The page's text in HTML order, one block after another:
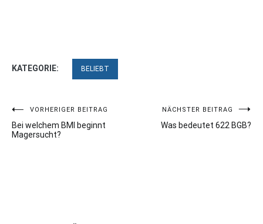
KATEGORIE: BELIEBT
Beitragsnavigation
VORHERIGER BEITRAG
Bei welchem BMI beginnt
Magersucht?
NÄCHSTER BEITRAG
Was bedeutet 622 BGB?